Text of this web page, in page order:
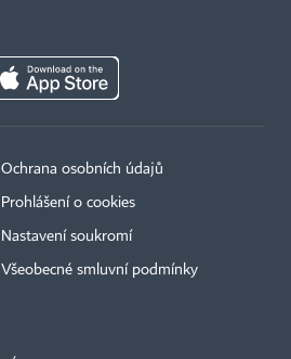
Ochrana osobních údajů
Prohlášení o cookies
Nastavení soukromí
Všeobecné smluvní podmínky